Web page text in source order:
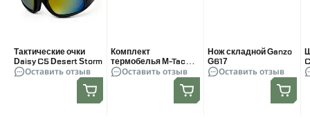
Тактические очки
Daisy C5 Desert Storm
Оставить отзыв
Комплект
термобелья M-Tac
ThermoLine. Цвет
Оставить отзыв
Нож складной Ganzo
G617
Оставить отзыв